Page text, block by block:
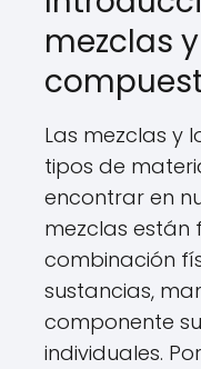
mezclas
Las mezclas y
tipos de
encontrar en
mezclas
combinación
sustancias,
componente
individuales.